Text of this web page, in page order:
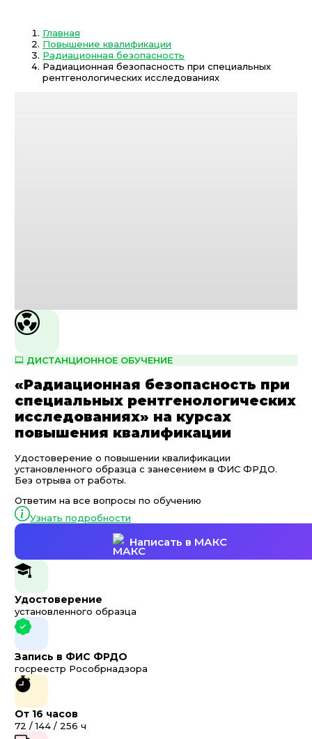
Главная
Повышение квалификации
Радиационная безопасность
Радиационная безопасность при специальных
рентгенологических исследованиях
ДИСТАНЦИОННОЕ ОБУЧЕНИЕ
«Радиационная безопасность при
специальных рентгенологических
исследованиях» на курсах
повышения квалификации
Удостоверение о повышении квалификации
установленного образца с занесением в ФИС ФРДО.
Без отрыва от работы.
Ответим на все вопросы по обучению
Узнать подробности
Написать в МАКС
Удостоверение
установленного образца
Запись в ФИС ФРДО
госреестр Рособрнадзора
От 16 часов
72 / 144 / 256 ч